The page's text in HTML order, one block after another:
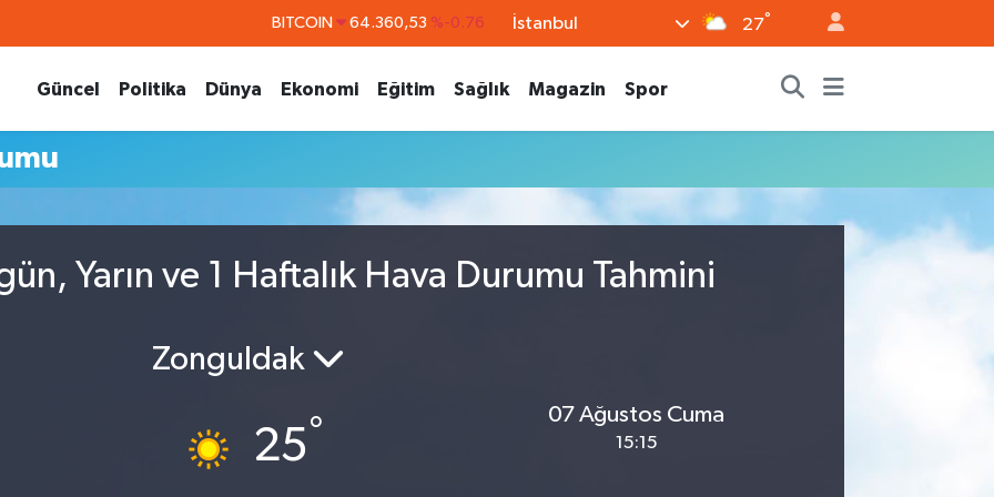
BITCOIN 64.360,53 %-0.76
55,0265 %0.01
BİST100 13.887 %64
İstanbul 27°
Güncel Politika Dünya Ekonomi Eğitim Sağlık Magazin Spor
Yarın ve 1 Haftalık Hava Durumu Tahmini
Zonguldak
25°
07 Ağustos Cuma
15:15